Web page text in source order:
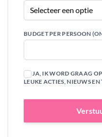
BUDGET PER PERSOON
JA, IK WORD GRAAG OP DE HOOGTE GEHOUDEN VAN
LEUKE ACTIES, NIEUWS EN